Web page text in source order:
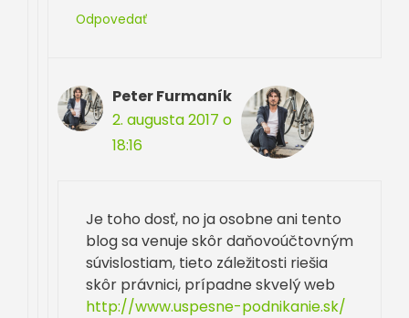
Odpovedať
Peter Furmaník
2. augusta 2017 o
18:16
Je toho dosť, no ja osobne ani tento
blog sa venuje skôr daňovoúčtovným
súvislostiam, tieto záležitosti riešia
skôr právnici, prípadne skvelý web
http://www.uspesne-podnikanie.sk/